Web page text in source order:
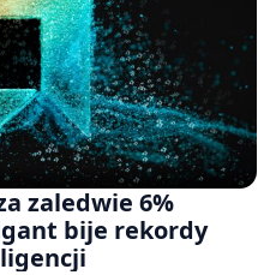
zaledwie 6%
bije rekordy